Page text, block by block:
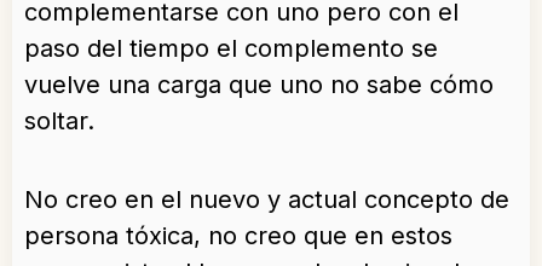
complementarse con uno pero con el
paso del tiempo el complemento se
vuelve una carga que uno no sabe cómo
soltar.
No creo en el nuevo y actual concepto de
persona tóxica, no creo que en estos